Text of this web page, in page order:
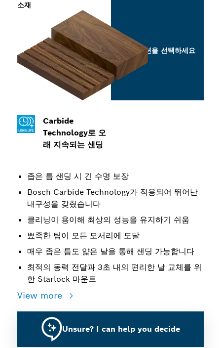
Carbide
Technology로 오
래 지속되는 샌딩
좁은 틈 샌딩 시 긴 수명 보장
Bosch Carbide Technology가 적용되어 뛰어난
내구성을 갖췄습니다
클리닝이 용이해 최상의 성능을 유지하기 쉬움
뾰족한 팁이 모든 모서리에 도달
매우 좁은 틈도 얇은 날을 통해 샌딩 가능합니다
최적의 동력 전달과 3초 내의 편리한 날 교체를 위
한 Starlock 마운트
View more
Unsure? I can help you decide
소재
옵션을 선택하세요